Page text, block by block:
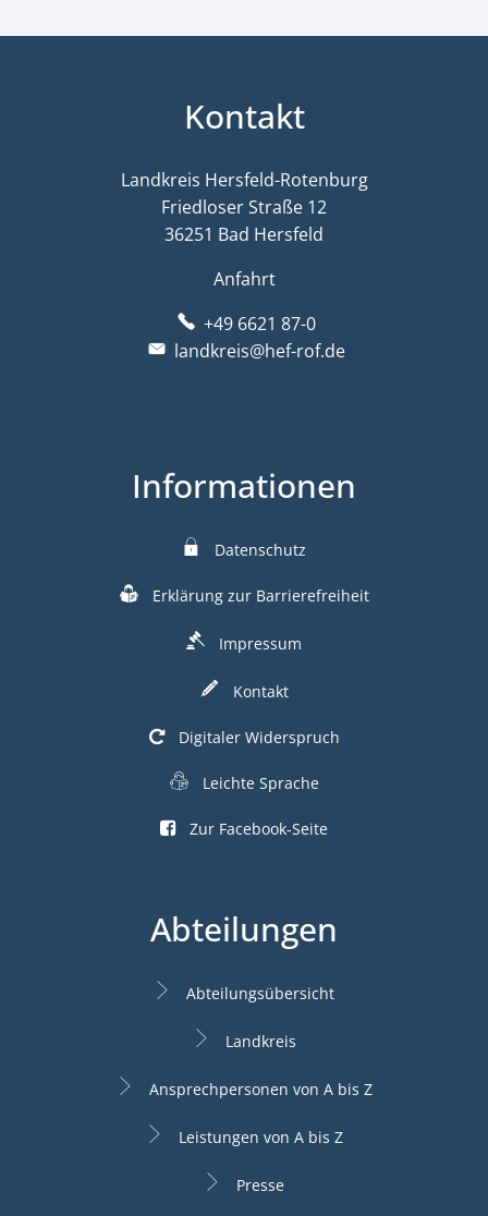
Kontakt
Landkreis Hersfeld-Rotenburg
Friedloser Straße 12
36251 Bad Hersfeld
Anfahrt
+49 6621 87-0
landkreis@hef-rof.de
Informationen
Datenschutz
Erklärung zur Barrierefreiheit
Impressum
Kontakt
Digitaler Widerspruch
Leichte Sprache
Zur Facebook-Seite
Abteilungen
Abteilungsübersicht
Landkreis
Ansprechpersonen von A bis Z
Leistungen von A bis Z
Presse